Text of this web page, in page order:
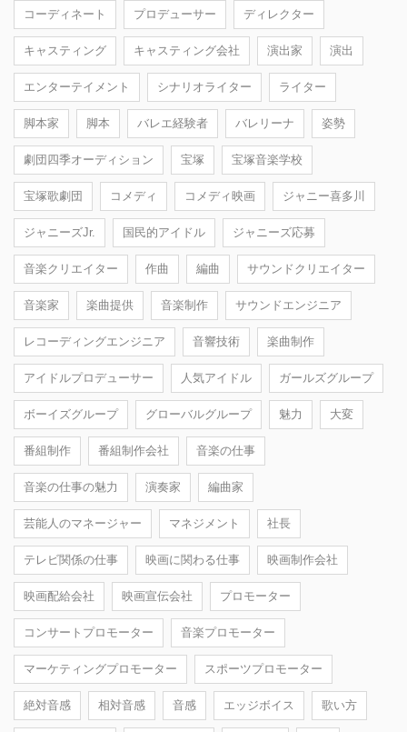
コーディネート プロデューサー ディレクター
キャスティング キャスティング会社 演出家 演出
エンターテイメント シナリオライター ライター
脚本家 脚本 バレエ経験者 バレリーナ 姿勢
劇団四季オーディション 宝塚 宝塚音楽学校
宝塚歌劇団 コメディ コメディ映画 ジャニー喜多川
ジャニーズJr. 国民的アイドル ジャニーズ応募
音楽クリエイター 作曲 編曲 サウンドクリエイター
音楽家 楽曲提供 音楽制作 サウンドエンジニア
レコーディングエンジニア 音響技術 楽曲制作
アイドルプロデューサー 人気アイドル ガールズグループ
ボーイズグループ グローバルグループ 魅力 大変
番組制作 番組制作会社 音楽の仕事
音楽の仕事の魅力 演奏家 編曲家
芸能人のマネージャー マネジメント 社長
テレビ関係の仕事 映画に関わる仕事 映画制作会社
映画配給会社 映画宣伝会社 プロモーター
コンサートプロモーター 音楽プロモーター
マーケティングプロモーター スポーツプロモーター
絶対音感 相対音感 音感 エッジボイス 歌い方